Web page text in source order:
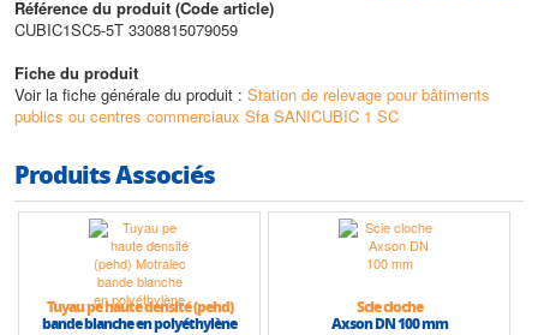
Caractéristiques techniques
• Température max. admissible du liquide pompé (5 min) : +55°C
• Diamètre de refoulement conseillé : 100 mm
• Tension (V) : 400v
• Indice de protection : IP68
• Type de commande : Coffret Sfa ZPS 1 / Coffret système PS2
• Diamètre des entrées : 150 mm
• Poids (accessoires inclus) : Entre 210 et 240 kg (selon modèle)
• Dimensions l x p x h (mm) : 564 x 540 x 579
• Volume de la cuve : 480 litres
• Hauteur max (HMT) : 22 m
• Débit max : 165 m3/h
Référence du produit (Code article)
CUBIC1SC5-5T 3308815079059
Fiche du produit
Voir la fiche générale du produit : Station de relevage pour bâtiments
publics ou centres commerciaux Sfa SANICUBIC 1 SC
Produits Associés
Tuyau pe haute densité (pehd)
bande blanche en polyéthylène
Scie cloche
Axson DN 100 mm